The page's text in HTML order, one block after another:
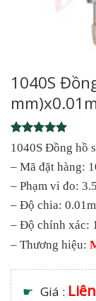
1040S
Rated 5
out of 5
based on
1
rating
1040S Đồng hồ
– Mã đặt hàng:
– Phạm vi đo:
– Độ chia:
– Độ chính xác:
– Thương hiệu:
☛ Giá :